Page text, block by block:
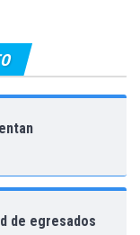
de egresados